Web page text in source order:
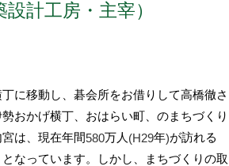
計工房・主宰）
に移動し、碁会所をお借りして高橋徹さ
おかげ横丁、おはらい町、のまちづくり
は、現在年間580万人 (H29年)が訪れる
なっています。しかし、まちづくりの取